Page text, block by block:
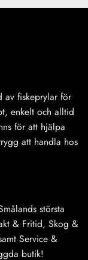
av fiskeprylar för
enkelt och alltid
för att hjälpa
att handla hos
största
& Fritid, Skog &
Service &
butik!